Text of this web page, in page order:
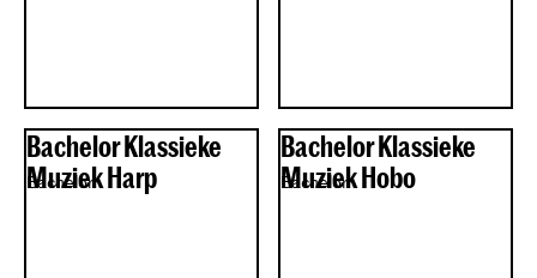
Bachelor Klassieke
Muziek Harp
Bachelor
Bachelor Klassieke
Muziek Hobo
Bachelor